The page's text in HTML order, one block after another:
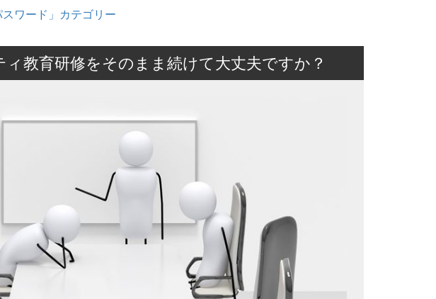
スワード」カテゴリー
教育研修をそのまま続けて大丈夫ですか？